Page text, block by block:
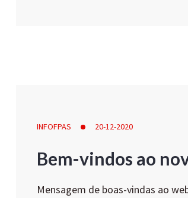
INFOFPAS 20-12-2020
Bem-vindos ao
Mensagem de boas-vindas ao